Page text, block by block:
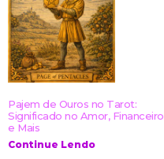
Pajem de Ouros no Tarot:
Significado no Amor, Financeiro
e Mais
Continue Lendo